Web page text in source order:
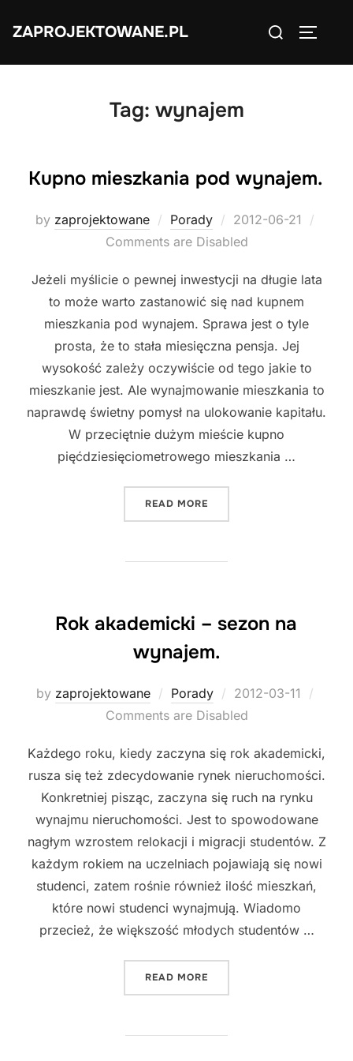
ZAPROJEKTOWANE.PL
Search
Tag: wynajem
Kupno mieszkania pod wynajem.
by zaprojektowane Porady
Posted
on
2012-06-21
Comments are Disabled
Jeżeli myślicie o pewnej inwestycji na długie lata
to może warto zastanowić się nad kupnem
mieszkania pod wynajem. Sprawa jest o tyle
prosta, że to stała miesięczna pensja. Jej
wysokość zależy oczywiście od tego jakie to
mieszkanie jest. Ale wynajmowanie mieszkania to
naprawdę świetny pomysł na ulokowanie kapitału.
W przeciętnie dużym mieście kupno
pięćdziesięciometrowego mieszkania …
READ MORE
Rok akademicki – sezon na
wynajem.
by zaprojektowane Porady
Posted
on
2012-03-11
Comments are Disabled
Każdego roku, kiedy zaczyna się rok akademicki,
rusza się też zdecydowanie rynek nieruchomości.
Konkretniej pisząc, zaczyna się ruch na rynku
wynajmu nieruchomości. Jest to spowodowane
nagłym wzrostem relokacji i migracji studentów. Z
każdym rokiem na uczelniach pojawiają się nowi
studenci, zatem rośnie również ilość mieszkań,
które nowi studenci wynajmują. Wiadomo
przecież, że większość młodych studentów …
READ MORE